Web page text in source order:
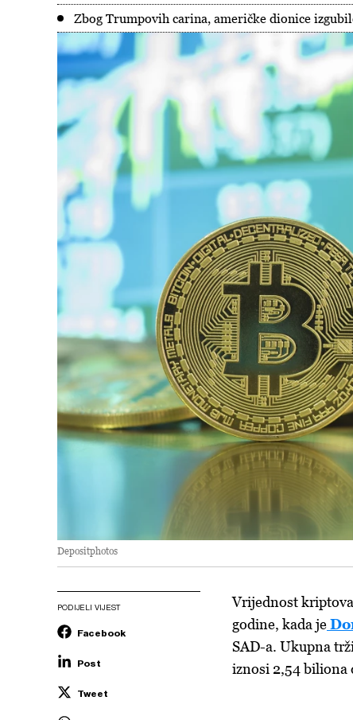
Zbog Trumpovih carina, američke dionice
Depositphotos
PODIJELI VIJEST
Facebook
Post
Tweet
Vrijednost
godine, kada je
SAD-a. Ukupna
iznosi 2,54 biliona